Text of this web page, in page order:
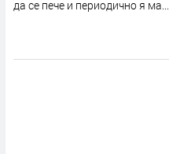
да се пече и периодично я ма...